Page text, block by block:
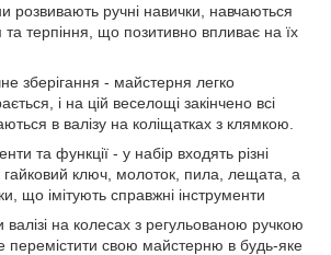
розвивають ручні навички, навчаються
терпіння, що позитивно впливає на їх
зберігання - майстерня легко
і на цій веселощі закінчено всі
в валізу на коліщатках з клямкою.
та функції - у набір входять різні
гайковий ключ, молоток, пила, лещата, а
що імітують справжні інструменти
валізі на колесах з регульованою ручкою
перемістити свою майстерню в будь-яке